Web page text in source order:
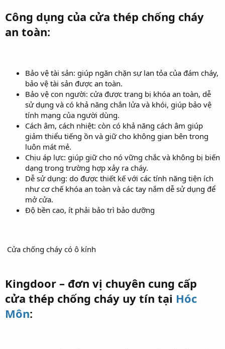
Công dụng của cửa thép chống cháy
an toàn:
Bảo vệ tài sản: giúp ngăn chặn sự lan tỏa của đám cháy,
bảo vệ tài sản được an toàn.
Bảo vệ con người: cửa được trang bị khóa an toàn, dễ
sử dụng và có khả năng chắn lửa và khói, giúp bảo vệ
tính mạng của người dùng.
Cách âm, cách nhiệt: còn có khả năng cách âm giúp
giảm thiểu tiếng ồn và giữ cho không gian bên trong
luôn mát mẻ.
Chịu áp lực: giúp giữ cho nó vững chắc và không bị biến
dạng trong trường hợp xảy ra cháy.
Dễ sử dụng: do được thiết kế với các tính năng tiện ích
như cơ chế khóa an toàn và các tay nắm dễ sử dụng để
mở cửa.
Độ bền cao, ít phải bảo trì bảo dưỡng
Cửa chống cháy có ô kính
Kingdoor – đơn vị chuyên cung cấp
cửa thép chống cháy uy tín tại Hóc
Môn: